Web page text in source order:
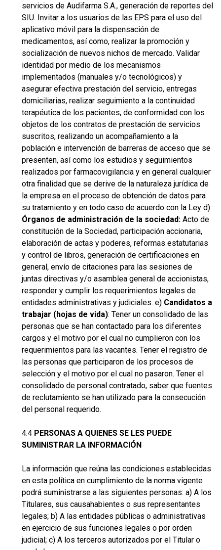
servicios de Audifarma S.A., generación de reportes del
SIU. Invitar a los usuarios de las EPS para el uso del
aplicativo móvil para la dispensación de
medicamentos, así como, realizar la promoción y
socialización de nuevos nichos de mercado. Validar
identidad por medio de los mecanismos
implementados (manuales y/o tecnológicos) y
asegurar efectiva prestación del servicio, entregas
domiciliarias, realizar seguimiento a la continuidad
terapéutica de los pacientes, de conformidad con los
objetos de los contratos de prestación de servicios
suscritos, realizando un acompañamiento a la
población e intervención de barreras de acceso que se
presenten, así como los estudios y seguimientos
realizados por farmacovigilancia y en general cualquier
otra finalidad que se derive de la naturaleza jurídica de
la empresa en el proceso de obtención de datos para
su tratamiento y en todo caso de acuerdo con la Ley d)
Órganos de administración de la sociedad: Acto de
constitución de la Sociedad, participación accionaria,
elaboración de actas y poderes, reformas estatutarias
y control de libros, generación de certificaciones en
general, envío de citaciones para las sesiones de
juntas directivas y/o asamblea general de accionistas,
responder y cumplir los requerimientos legales de
entidades administrativas y judiciales. e) Candidatos a
trabajar (hojas de vida): Tener un consolidado de las
personas que se han contactado para los diferentes
cargos y el motivo por el cual no cumplieron con los
requerimientos para las vacantes. Tener el registro de
las personas que participaron de los procesos de
selección y el motivo por el cual no pasaron. Tener el
consolidado de personal contratado, saber que fuentes
de reclutamiento se han utilizado para la consecución
del personal requerido.
4.4 PERSONAS A QUIENES SE LES PUEDE
SUMINISTRAR LA INFORMACIÓN
La información que reúna las condiciones establecidas
en esta política en cumplimiento de la norma vigente
podrá suministrarse a las siguientes personas: a) A los
Titulares, sus causahabientes o sus representantes
legales; b) A las entidades públicas o administrativas
en ejercicio de sus funciones legales o por orden
judicial; c) A los terceros autorizados por el Titular o